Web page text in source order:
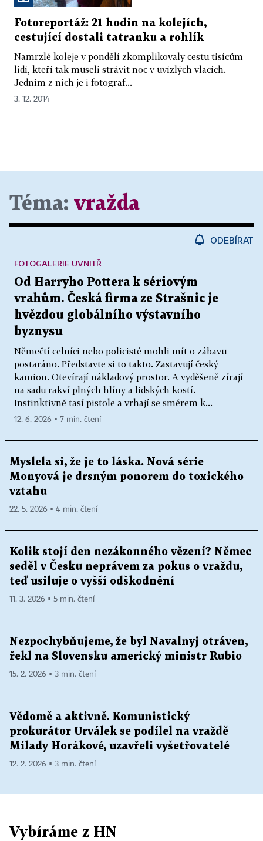
Fotoreportáž: 21 hodin na kolejích,
cestující dostali tatranku a rohlík
Namrzlé koleje v pondělí zkomplikovaly cestu tisícům
lidí, kteří tak museli strávit noc v uvízlých vlacích.
Jedním z nich je i fotograf...
3. 12. 2014
Téma: vražda
ODEBÍRAT
Od Harryho Pottera k sériovým
vrahům. Česká firma ze Strašnic je
hvězdou globálního výstavního
byznysu
Němečtí celníci nebo policisté mohli mít o zábavu
postaráno. Představte si to takto. Zastavují český
kamion. Otevírají nákladový prostor. A vyděšeně zírají
na sadu rakví plných hlíny a lidských kostí.
Instinktivně tasí pistole a vrhají se směrem k...
FOTOGALERIE UVNITŘ
12. 6. 2026 ▪ 7 min. čtení
Myslela si, že je to láska. Nová série
Monyová je drsným ponorem do toxického
vztahu
22. 5. 2026 ▪ 4 min. čtení
Kolik stojí den nezákonného vězení? Němec
seděl v Česku neprávem za pokus o vraždu,
teď usiluje o vyšší odškodnění
11. 3. 2026 ▪ 5 min. čtení
Nezpochybňujeme, že byl Navalnyj otráven,
řekl na Slovensku americký ministr Rubio
15. 2. 2026 ▪ 3 min. čtení
Vědomě a aktivně. Komunistický
prokurátor Urválek se podílel na vraždě
Milady Horákové, uzavřeli vyšetřovatelé
12. 2. 2026 ▪ 3 min. čtení
Vybíráme z HN